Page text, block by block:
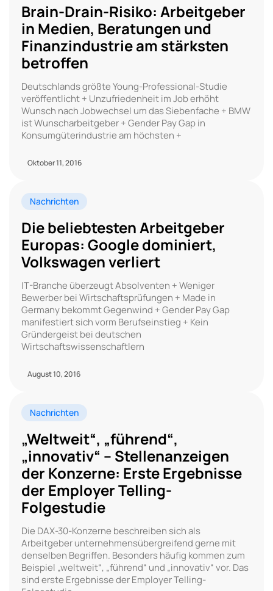
Brain-Drain-Risiko: Arbeitgeber
in Medien, Beratungen und
Finanzindustrie am stärksten
betroffen
Deutschlands größte Young-Professional-Studie
veröffentlicht + Unzufriedenheit im Job erhöht
Wunsch nach Jobwechsel um das Siebenfache + BMW
ist Wunscharbeitgeber + Gender Pay Gap in
Konsumgüterindustrie am höchsten +
Oktober 11, 2016
Nachrichten
Die beliebtesten Arbeitgeber
Europas: Google dominiert,
Volkswagen verliert
IT-Branche überzeugt Absolventen + Weniger
Bewerber bei Wirtschaftsprüfungen + Made in
Germany bekommt Gegenwind + Gender Pay Gap
manifestiert sich vorm Berufseinstieg + Kein
Gründergeist bei deutschen
Wirtschaftswissenschaftlern
August 10, 2016
Nachrichten
„Weltweit“, „führend“,
„innovativ“ – Stellenanzeigen
der Konzerne: Erste Ergebnisse
der Employer Telling-
Folgestudie
Die DAX-30-Konzerne beschreiben sich als
Arbeitgeber unternehmensübergreifend gerne mit
denselben Begriffen. Besonders häufig kommen zum
Beispiel „weltweit“, „führend“ und „innovativ“ vor. Das
sind erste Ergebnisse der Employer Telling-